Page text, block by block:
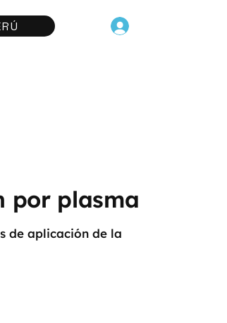
por plasma
de aplicación de la